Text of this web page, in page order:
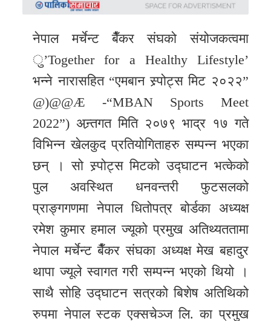
Preeti
unicode
स्थानीय
English
नेपाल मर्चेन्ट बैँकर संघको संयोजकत्वमा
ु’Together for a Healthy Lifestyle’
भन्ने नारासहित “एमबान स्र्पोट्स मिट २०२२”
@)@@Æ -“MBAN Sports Meet
2022”) अन्र्तगत मिति २०७९ भाद्र १७ गते
विभिन्न खेलकुद प्रतियोगिताहरु सम्पन्न भएका
छन् । सो स्र्पोट्स मिटको उद्घाटन भत्केको
पुल अवस्थित धनवन्तरी फुटसलको
प्राङ्गगणमा नेपाल धितोपत्र बोर्डका अध्यक्ष
रमेश कुमार हमाल ज्यूको प्रमुख अतिथ्यततामा
नेपाल मर्चेन्ट बैँकर संघका अध्यक्ष मेख बहादुर
थापा ज्यूले स्वागत गरी सम्पन्न भएको थियो ।
साथै सोहि उद्घाटन सत्रको बिशेष अतिथिको
रुपमा नेपाल स्टक एक्सचेञ्ज लि. का प्रमुख